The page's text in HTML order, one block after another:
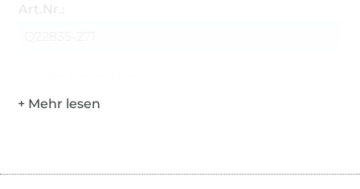
Art.Nr.: